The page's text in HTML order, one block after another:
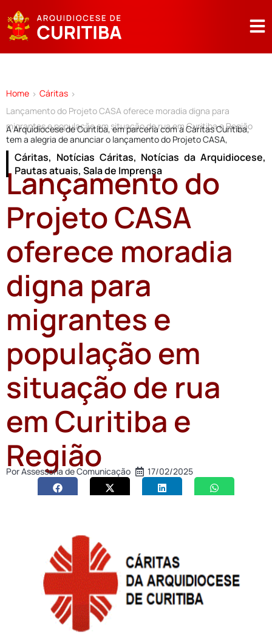
Home > Cáritas >
Lançamento do Projeto CASA oferece moradia digna para
migrantes e população em situação de rua em Curitiba e Região
A Arquidiocese de Curitiba, em parceria com a Cáritas Curitiba,
tem a alegria de anunciar o lançamento do Projeto CASA,
Cáritas, Notícias Cáritas, Notícias da Arquidiocese,
Pautas atuais, Sala de Imprensa
Lançamento do
Projeto CASA
oferece moradia
digna para
migrantes e
população em
situação de rua
em Curitiba e
Região
PorAssessoria de Comunicação 17/02/2025